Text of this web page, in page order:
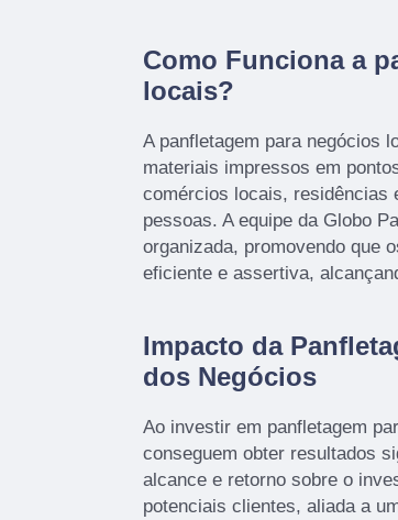
Como Funciona a
locais?
A panfletagem para negócios
materiais impressos em
comércios locais, residências
pessoas. A equipe da Globo
organizada, promovendo que
eficiente e assertiva,
Impacto da
dos Negócios
Ao investir em panfletagem
conseguem obter resultados
alcance e retorno sobre o
potenciais clientes, aliada a